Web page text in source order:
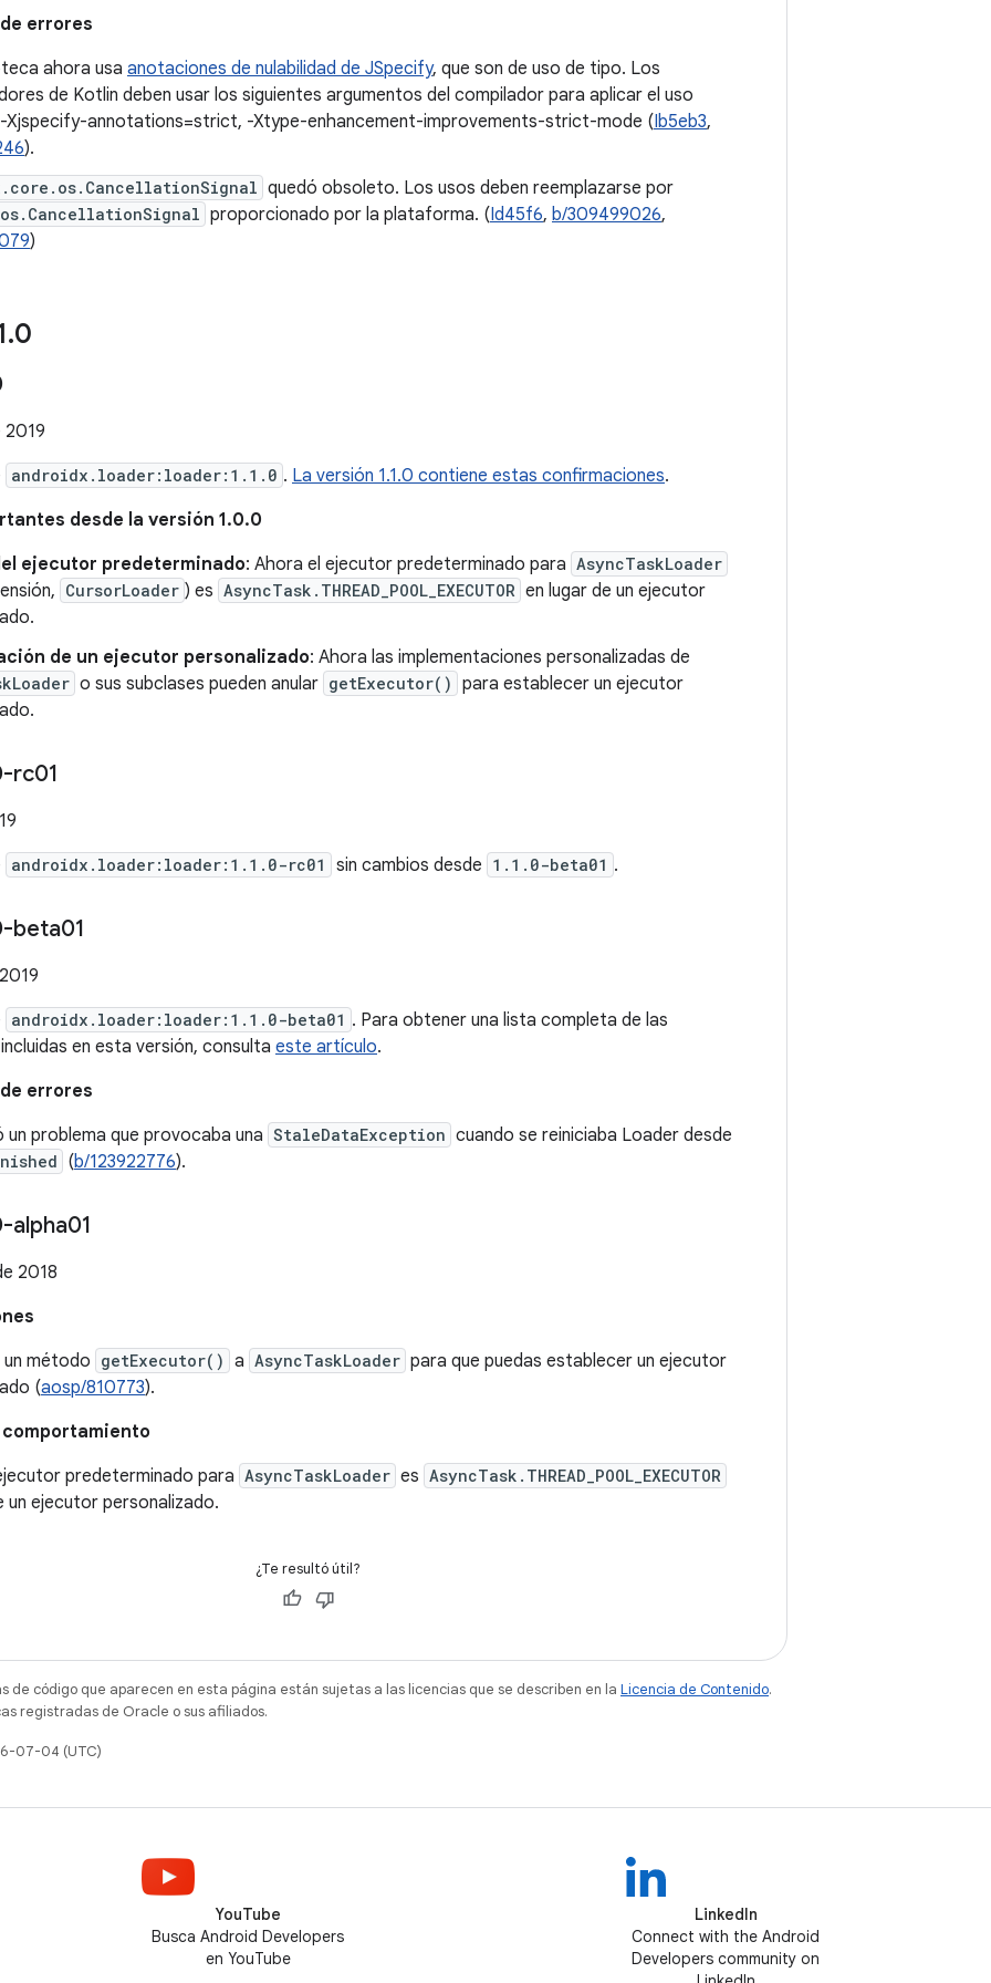
errores
ahora usa anotaciones de nulabilidad de JSpecify, que son de uso de tipo. Los
de Kotlin deben usar los siguientes argumentos del compilador para aplicar el uso
annotations=strict, -Xtype-enhancement-improvements-strict-mode (Ib5eb3,
).
quedó obsoleto. Los usos deben reemplazarse por
proporcionado por la plataforma. (Id45f6, b/309499026,
)
.0
androidx.loader:loader:1.1.0 . La versión 1.1.0 contiene estas confirmaciones.
desde la versión 1.0.0
ejecutor predeterminado: Ahora el ejecutor predeterminado para AsyncTaskLoader
CursorLoader ) es AsyncTask.THREAD_POOL_EXECUTOR en lugar de un ejecutor
de un ejecutor personalizado: Ahora las implementaciones personalizadas de
o sus subclases pueden anular getExecutor() para establecer un ejecutor
rc01
androidx.loader:loader:1.1.0-rc01 sin cambios desde 1.1.0-beta01 .
beta01
androidx.loader:loader:1.1.0-beta01 . Para obtener una lista completa de las
en esta versión, consulta este artículo.
errores
un problema que provocaba una StaleDataException cuando se reiniciaba Loader desde
(b/123922776).
alpha01
2018
método getExecutor() a AsyncTaskLoader para que puedas establecer un ejecutor
(aosp/810773).
comportamiento
predeterminado para AsyncTaskLoader es AsyncTask.THREAD_POOL_EXECUTOR
un ejecutor personalizado.
¿Te resultó útil?
de código que aparecen en esta página están sujetas a las licencias que se describen en la Licencia de Contenido.
registradas de Oracle o sus afiliados.
07-04 (UTC)
YouTube
Busca Android Developers
en YouTube
LinkedIn
Connect with the Android
Developers community on